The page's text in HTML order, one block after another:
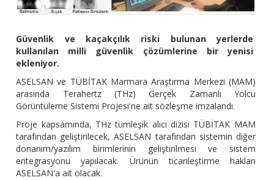
Güvenlik ve kaçakçılık riski bulunan yerlerde
kullanılan milli güvenlik çözümlerine bir yenisi
ekleniyor.
ASELSAN ve TÜBİTAK Marmara Araştırma Merkezi (MAM)
arasında Terahertz (THz) Gerçek Zamanlı Yolcu
Görüntüleme Sistemi Projesi'ne ait sözleşme imzalandı.
Proje kapsamında, THz tümleşik alıcı dizisi TÜBİTAK MAM
tarafından geliştirilecek, ASELSAN tarafından sistemin diğer
donanım/yazılım birimlerinin geliştirilmesi ve sistem
entegrasyonu yapılacak. Ürünün ticarileştirme hakları
ASELSAN'a ait olacak.